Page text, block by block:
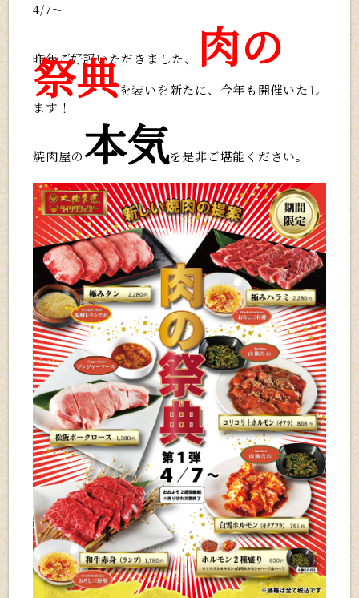
4/7～
昨年ご好評いただきました、 肉の
祭典を装いを新たに、今年も開催いたし
ます！
焼肉屋の本気を是非ご堪能ください。